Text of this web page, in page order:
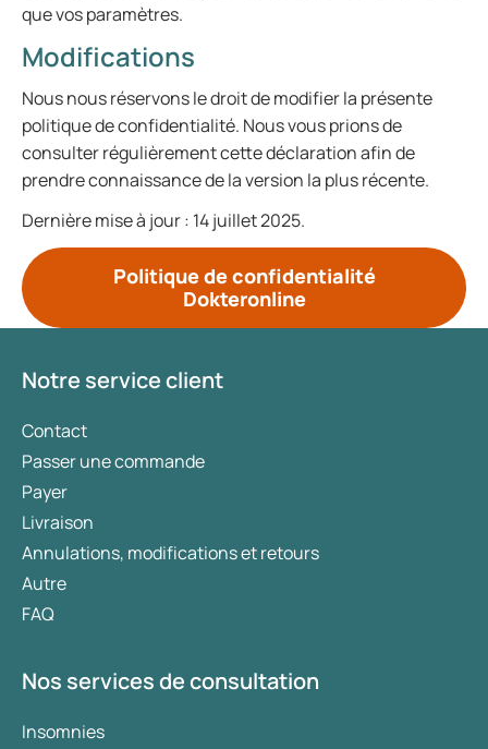
que vos paramètres.
Modifications
Nous nous réservons le droit de modifier la présente
politique de confidentialité. Nous vous prions de
consulter régulièrement cette déclaration afin de
prendre connaissance de la version la plus récente.
Dernière mise à jour : 14 juillet 2025.
Politique de confidentialité
Dokteronline
Notre service client
Contact
Passer une commande
Payer
Livraison
Annulations, modifications et retours
Autre
FAQ
Nos services de consultation
Insomnies